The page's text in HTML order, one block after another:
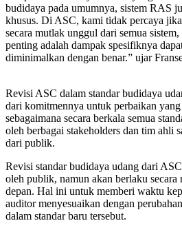
budidaya pada umumnya, sistem RAS
khusus. Di ASC, kami tidak percaya
secara mutlak unggul dari semua
penting adalah dampak spesifiknya
diminimalkan dengan benar.” ujar
Revisi ASC dalam standar budidaya
dari komitmennya untuk perbaikan
sebagaimana secara berkala semua
oleh berbagai stakeholders dan tim ahli
dari publik.
Revisi standar budidaya udang dari
oleh publik, namun akan berlaku secara
depan. Hal ini untuk memberi waktu
auditor menyesuaikan dengan
dalam standar baru tersebut.